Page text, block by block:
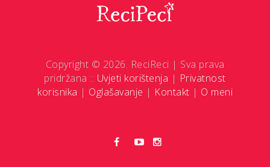
Copyright © 2026. ReciReci | Sva prava
pridržana :: Uvjeti korištenja | Privatnost
korisnika | Oglašavanje | Kontakt | O meni